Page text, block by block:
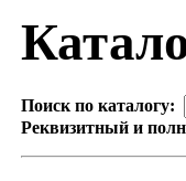
Поиск по каталогу:
Реквизитный и